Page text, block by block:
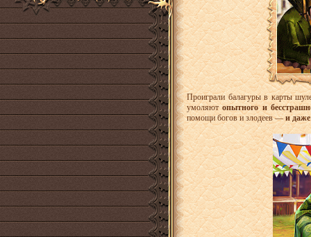
Проиграли балагуры в карты
умоляютопытного и
помощи богов и злодеев —и